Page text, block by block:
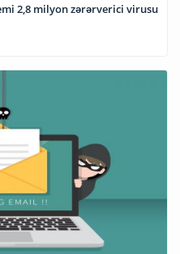
2,8 milyon zərərverici virusu